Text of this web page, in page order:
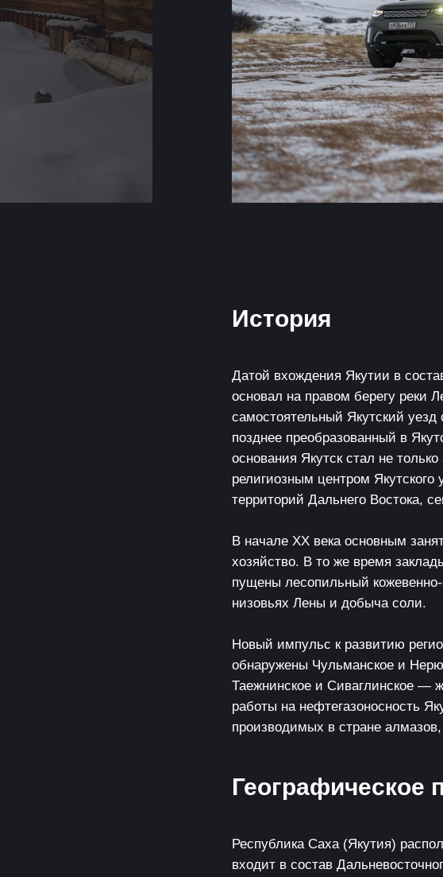
История
Датой вхождения Якутии в
основал на правом берегу реки
самостоятельный Якутский
позднее преобразованный в
основания Якутск стал не
религиозным центром
территорий Дальнего Востока,
В начале XX века основным
хозяйство. В то же время
пущены лесопильный
низовьях Лены и добыча соли.
Новый импульс к развитию
обнаружены Чульманское и
Таежнинское и Сиваглинское —
работы на нефтегазоносность
производимых в стране
Географическое
Республика Саха (Якутия)
входит в состав